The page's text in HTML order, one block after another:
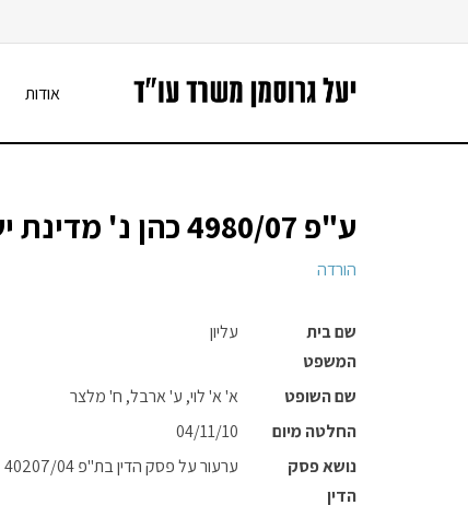
אודות
ע"פ 4980/07 כהן נ' מדינת ישראל
הורדה
שם בית
המשפט
עליון
שם השופט
א' א' לוי, ע' ארבל, ח' מלצר
החלטה מיום
04/11/10
נושא פסק
הדין
ערעור על פסק הדין בת"פ 40207/04